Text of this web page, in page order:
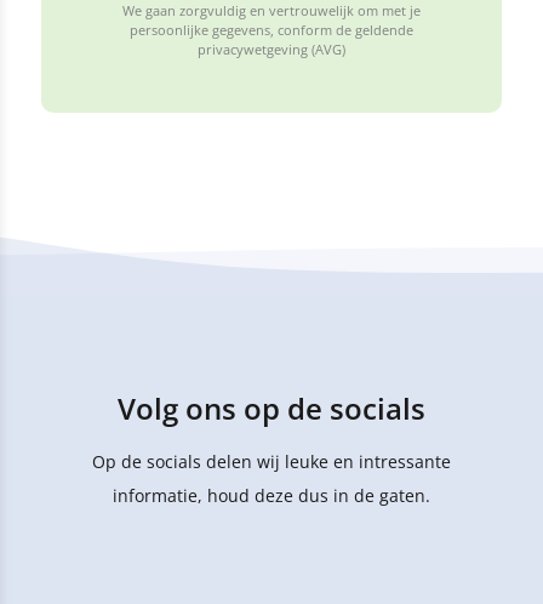
We gaan zorgvuldig en vertrouwelijk om met je
persoonlijke gegevens, conform de geldende
privacywetgeving (AVG)
Volg ons op de socials
Op de socials delen wij leuke en intressante
informatie, houd deze dus in de gaten.